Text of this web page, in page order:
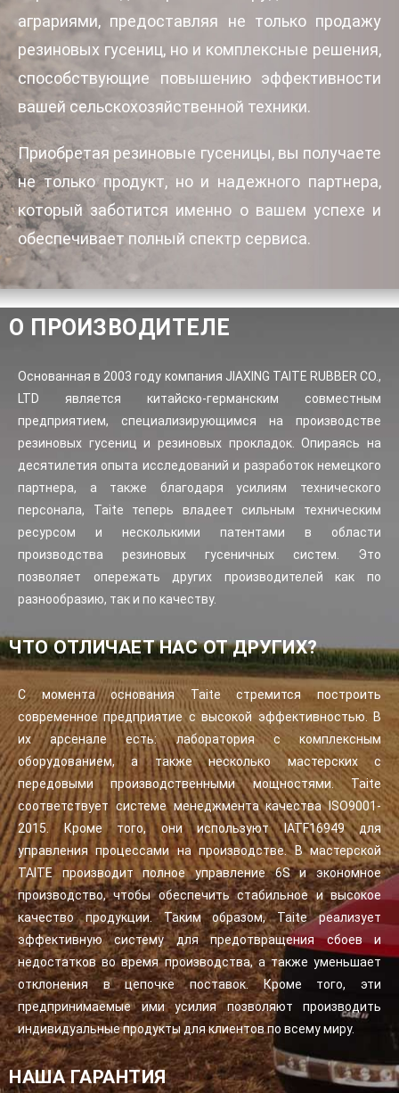
аграриями, предоставляя не только продажу
резиновых гусениц, но и комплексные решения,
способствующие повышению эффективности
вашей сельскохозяйственной техники.
Приобретая резиновые гусеницы, вы получаете
не только продукт, но и надежного партнера,
который заботится именно о вашем успехе и
обеспечивает полный спектр сервиса.
О ПРОИЗВОДИТЕЛЕ
Основанная в 2003 году компания JIAXING TAITE RUBBER CO.,
LTD является китайско-германским совместным
предприятием, специализирующимся на производстве
резиновых гусениц и резиновых прокладок. Опираясь на
десятилетия опыта исследований и разработок немецкого
партнера, а также благодаря усилиям технического
персонала, Taite теперь владеет сильным техническим
ресурсом и несколькими патентами в области
производства резиновых гусеничных систем. Это
позволяет опережать других производителей как по
разнообразию, так и по качеству.
ЧТО ОТЛИЧАЕТ НАС ОТ ДРУГИХ?
С момента основания Taite стремится построить
современное предприятие с высокой эффективностью. В
их арсенале есть: лаборатория с комплексным
оборудованием, а также несколько мастерских с
передовыми производственными мощностями. Taite
соответствует системе менеджмента качества ISO9001-
2015. Кроме того, они используют IATF16949 для
управления процессами на производстве. В мастерской
TAITE производит полное управление 6S и экономное
производство, чтобы обеспечить стабильное и высокое
качество продукции. Таким образом, Taite реализует
эффективную систему для предотвращения сбоев и
недостатков во время производства, а также уменьшает
отклонения в цепочке поставок. Кроме того, эти
предпринимаемые ими усилия позволяют производить
индивидуальные продукты для клиентов по всему миру.
НАША ГАРАНТИЯ